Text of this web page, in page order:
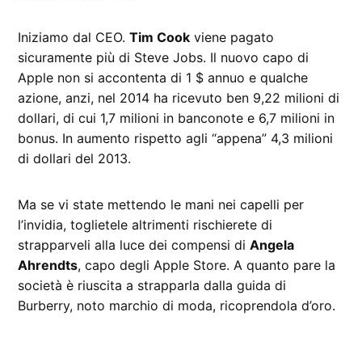
Iniziamo dal CEO.Tim Cook viene pagato
sicuramente più di Steve Jobs. Il nuovo capo di
Apple non si accontenta di 1 $ annuo e qualche
azione, anzi, nel 2014 ha ricevuto ben 9,22 milioni di
dollari, di cui 1,7 milioni in banconote e 6,7 milioni in
bonus. In aumento rispetto agli “appena” 4,3 milioni
di dollari del 2013.
Ma se vi state mettendo le mani nei capelli per
l’invidia, toglietele altrimenti rischierete di
strapparveli alla luce dei compensi diAngela
Ahrendts, capo degli Apple Store. A quanto pare la
società è riuscita a strapparla dalla guida di
Burberry, noto marchio di moda, ricoprendola d’oro.